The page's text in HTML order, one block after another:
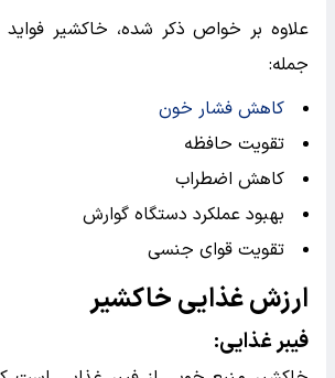
علاوه بر خواص ذکر شده، خاکشیر فواید
جمله:
کاهش فشار خون
تقویت حافظه
کاهش اضطراب
بهبود عملکرد دستگاه گوارش
تقویت قوای جنسی
ارزش غذایی خاکشیر
فیبر غذایی: